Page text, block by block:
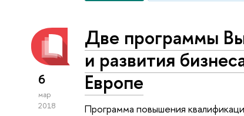
6
мар
2018
Две программы
и развития
Европе
Программа повышения